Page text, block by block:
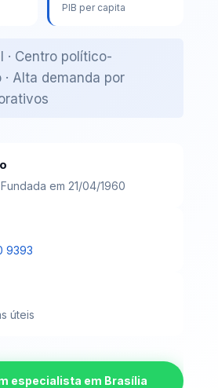
PIB per capita
· Centro político-
Alta demanda por
Fundada em 21/04/1960
9393
úteis
especialista em Brasília